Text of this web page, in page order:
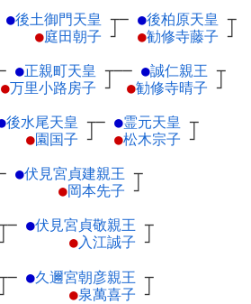
●後土御門天皇 ┬
●庭田朝子 ┘
─ ●後柏原天皇 ┬
●勧修寺藤子 ┘
●正親町天皇 ┬
●万里小路房子 ┘
── ●誠仁親王 ┬
●勧修寺晴子 ┘
後水尾天皇 ┬
●園国子 ┘
─ ●霊元天皇 ┬
●松木宗子 ┘
●伏見宮貞建親王 ┬
●岡本先子 ┘
─ ●伏見宮貞敬親王 ┬
●入江誠子 ┘
─ ●久邇宮朝彦親王 ┬
●泉萬喜子 ┘